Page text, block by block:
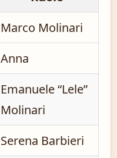
Marco Molinari
Anna
Emanuele “Lele”
Molinari
Serena Barbieri